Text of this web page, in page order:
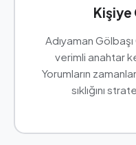
Kişiye
Adıyaman
verimli anahtar
Yorumların
sıklığını